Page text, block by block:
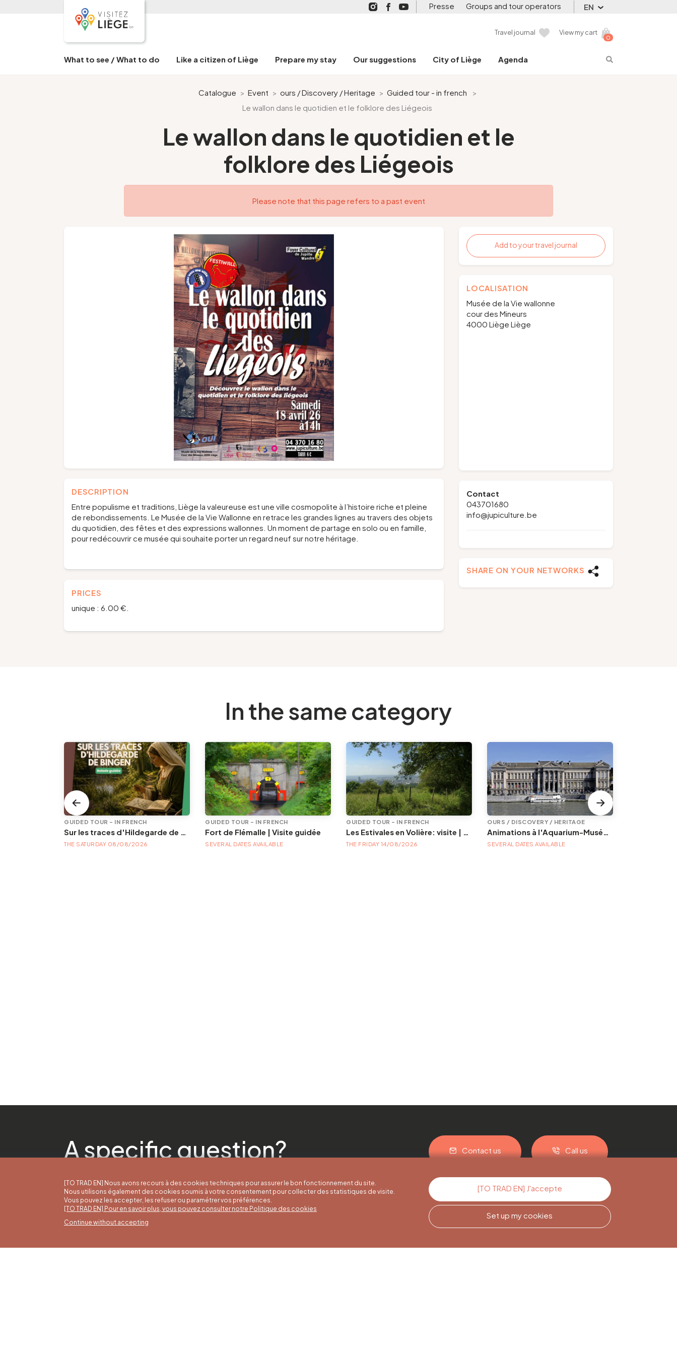
Presse Groups and tour operators EN
Travel journal
0
View my cart
What to see / What to do Like a citizen of Liège Prepare my stay Our suggestions City of Liège Agenda
Catalogue > Event > ours / Discovery / Heritage > Guided tour - in french
>
Le wallon dans le quotidien et le folklore des Liégeois
Le wallon dans le quotidien et le
folklore des Liégeois
Please note that this page refers to a past event
DESCRIPTION
Entre populisme et traditions, Liège la valeureuse est une ville cosmopolite à l’histoire riche et pleine
de rebondissements. Le Musée de la Vie Wallonne en retrace les grandes lignes au travers des objets
du quotidien, des fêtes et des expressions wallonnes. Un moment de partage en solo ou en famille,
pour redécouvrir ce musée qui souhaite porter un regard neuf sur notre héritage.
PRICES
unique : 6.00 €.
Add to your travel journal
LOCALISATION
Musée de la Vie wallonne
cour des Mineurs
4000 Liège Liège
Contact
043701680
info@jupiculture.be
SHARE ON YOUR NETWORKS
In the same category
GUIDED TOUR - IN FRENCH
Sur les traces d'Hildegarde de Bingen
THE SATURDAY 08/08/2026
GUIDED TOUR - IN FRENCH
Fort de Flémalle | Visite guidée
SEVERAL DATES AVAILABLE
GUIDED TOUR - IN FRENCH
Les Estivales en Volière: visite | Herborisons autour de Volière
THE FRIDAY 14/08/2026
OURS / DISCOVERY / HERITAGE
Animations à l'Aquarium-Muséum
SEVERAL DATES AVAILABLE
A specific question? Contact us Call us
Newsletter
[TO TRAD EN] Nous avons recours à des cookies techniques pour assurer le bon fonctionnement du site.
Nous utilisons également des cookies soumis à votre consentement pour collecter des statistiques de visite.
Vous pouvez les accepter, les refuser ou paramétrer vos préférences.
[TO TRAD EN] Pour en savoir plus, vous pouvez consulter notre Politique des cookies
Continue without accepting
[TO TRAD EN] J'accepte
Set up my cookies